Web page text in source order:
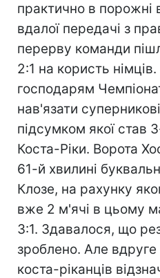
практично в порожні
вдалої передачі з
перерву команди
2:1 на користь
господарям
нав'язати
підсумком якої став
Коста-Ріки. Ворота
61-й хвилині
Клозе, на рахунку
вже 2 м'ячі в цьому
3:1. Здавалося, що
зроблено. Але вдруге
коста-ріканців